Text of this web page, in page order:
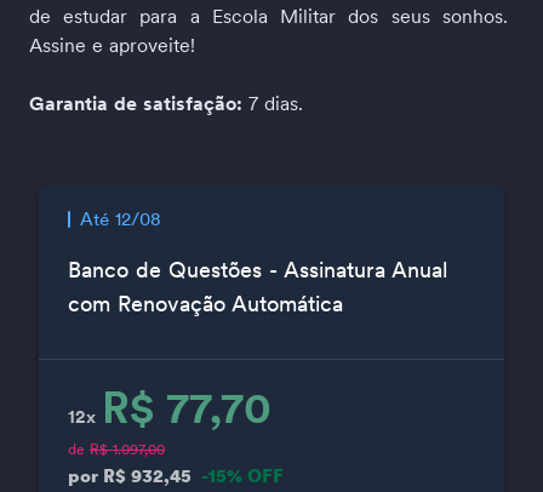
de estudar para a Escola Militar dos seus sonhos.
Assine e aproveite!
Garantia de satisfação: 7 dias.
Até 12/08
Banco de Questões - Assinatura Anual
com Renovação Automática
12x R$ 77,70
de R$ 1.097,00
por R$ 932,45 -15% OFF